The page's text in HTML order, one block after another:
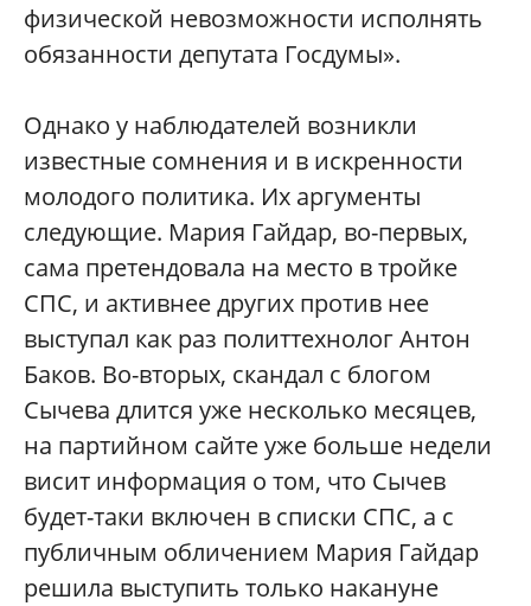
физической невозможности исполнять
обязанности депутата Госдумы».
Однако у наблюдателей возникли
известные сомнения и в искренности
молодого политика. Их аргументы
следующие. Мария Гайдар, во-первых,
сама претендовала на место в тройке
СПС, и активнее других против нее
выступал как раз политтехнолог Антон
Баков. Во-вторых, скандал с блогом
Сычева длится уже несколько месяцев,
на партийном сайте уже больше недели
висит информация о том, что Сычев
будет-таки включен в списки СПС, а с
публичным обличением Мария Гайдар
решила выступить только накануне